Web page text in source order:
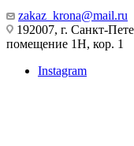
zakaz_krona@mail.ru
192007, г. Санкт-
помещение 1Н, кор. 1
Instagram